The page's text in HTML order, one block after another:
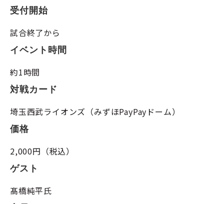
受付開始
試合終了から
イベント時間
約1時間
対戦カード
埼玉西武ライオンズ（みずほPayPayドーム）
価格
2,000円（税込）
ゲスト
髙橋純平氏